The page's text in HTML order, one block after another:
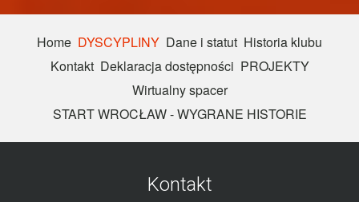
Home DYSCYPLINY Dane i statut Historia klubu
Kontakt Deklaracja dostępności PROJEKTY
Wirtualny spacer
START WROCŁAW - WYGRANE HISTORIE
Kontakt